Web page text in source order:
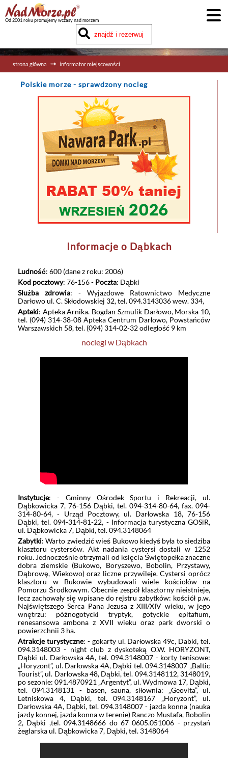
Od 2001 roku promujemy wczasy nad morzem
strona główna informator miejscowości
Polskie morze - sprawdzony nocleg
Informacje o Dąbkach
Ludność: 600 (dane z roku: 2006)
Kod pocztowy: 76-156 - Poczta: Dąbki
Służba zdrowia: - Wyjazdowe Ratownictwo Medyczne
Darłowo ul. C. Skłodowskiej 32, tel. 094.3143036 wew. 334,
Apteki: Apteka Arnika. Bogdan Szmulik Darłowo, Morska 10,
tel. (094) 314-38-08 Apteka Centrum Darłowo, Powstańców
Warszawskich 58, tel. (094) 314-02-32 odległość 9 km
noclegi w Dąbkach
Instytucje: - Gminny Ośrodek Sportu i Rekreacji, ul.
Dąbkowicka 7, 76-156 Dąbki, tel. 094-314-80-64, fax. 094-
314-80-64, - Urząd Pocztowy, ul. Darłowska 18, 76-156
Dąbki, tel. 094-314-81-22, - Informacja turystyczna GOSiR,
ul. Dąbkowicka 7, Dąbki, tel. 094.3148064
Zabytki: Warto zwiedzić wieś Bukowo kiedyś była to siedziba
klasztoru cystersów. Akt nadania cystersi dostali w 1252
roku. Jednocześnie otrzymali od księcia Świętopełka znaczne
dobra ziemskie (Bukowo, Boryszewo, Bobolin, Przystawy,
Dąbrowę, Wiekowo) oraz liczne przywileje. Cystersi oprócz
klasztoru w Bukowie wybudowali wiele kościołów na
Pomorzu Środkowym. Obecnie zespół klasztorny nieistnieje,
lecz zachowały się wpisane do rejstru zabytków: kościół p.w.
Najświętszego Serca Pana Jezusa z XIII/XIV wieku, w jego
wnętrzu: późnogotycki tryptyk, gotyckie epitafium,
renesansowa ambona z XVII wieku oraz park dworski o
powierzchnii 3 ha.
Atrakcje turystyczne: - gokarty ul. Darłowska 49c, Dabki, tel.
094.3148003 - night club z dyskoteką O.W. HORYZONT,
Dąbki ul. Darłowska 4A, tel. 094.3148007 - korty tenisowe:
„Horyzont”, ul. Darłowska 4A, Dąbki tel. 094.3148007 „Baltic
Tourist”, ul. Darłowska 48, Dąbki, tel. 094.3148112, 3148019,
po sezonie: 091.4870921 „Argentyt”, ul. Wydmowa 17, Dąbki,
tel. 094.3148131 - basen, sauna, siłownia: „Geovita”, ul.
Letniskowa 4, Dąbki, tel. 094.3148167 „Horyzont”, ul.
Darłowska 4A, Dąbki, tel. 094.3148007 - jazda konna (nauka
jazdy konnej, jazda konna w terenie) Ranczo Mustafa, Bobolin
2, Dąbki ,tel. 094.3148666 do 67 0605.051006 - przystań
żeglarska ul. Dąbkowicka 7, Dąbki, tel. 3148064